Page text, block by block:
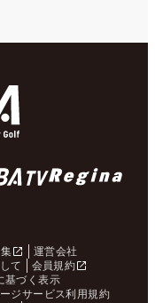
運営会社
て
会員規約
基づく表示
ジサービス利用規約